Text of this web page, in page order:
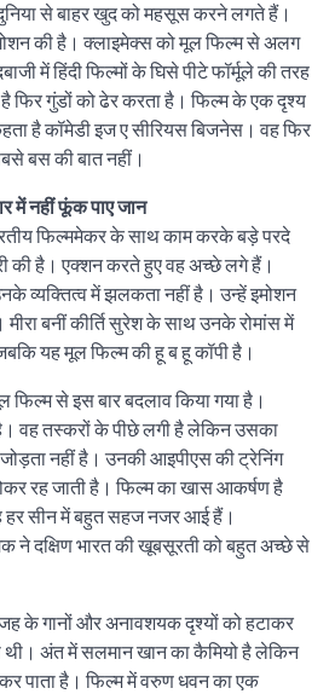
से बाहर खुद को महसूस करने लगते हैं।
की है। क्‍लाइमेक्‍स को मूल फिल्‍म से अलग
में हिंदी फिल्‍मों के घिसे पीटे फॉर्मूले की तरह
फिर गुंडों को ढेर करता है। फिल्‍म के एक दृश्‍य
है कॉमेडी इज ए सीरियस बिजनेस। वह फिर
बस की बात नहीं।
में नहीं फूंक पाए जान
फिल्‍ममेकर के साथ काम करके बड़े परदे
की है। एक्‍शन करते हुए वह अच्‍छे लगे हैं।
व्‍यक्तित्‍व में झलकता नहीं है। उन्‍हें इमोशन
बनीं कीर्ति सुरेश के साथ उनके रोमांस में
यह मूल फिल्‍म की हू ब हू कॉपी है।
फिल्‍म से इस बार बदलाव किया गया है।
वह तस्‍करों के पीछे लगी है लेकिन उसका
नहीं है। उनकी आइपीएस की ट्रेनिंग
रह जाती है। फिल्‍म का खास आकर्षण है
हर सीन में बहुत सहज नजर आई हैं।
ने दक्षिण भारत की खूबसूरती को बहुत अच्‍छे से
के गानों और अनावशयक दृश्‍यों को हटाकर
अंत में सलमान खान का कैमियो है लेकिन
पाता है। फिल्म में वरुण धवन का एक